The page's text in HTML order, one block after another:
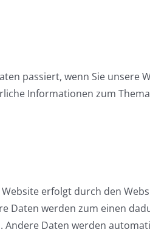
passiert, wenn Sie unsere
Informationen zum
erfolgt durch den
Daten werden zum einen
Daten werden